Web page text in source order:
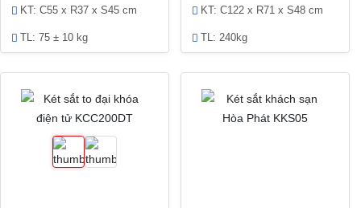
KT: C55 x R37 x S45 cm
TL: 75 ± 10 kg
KT: C122 x R71 x S48 cm
TL: 240kg